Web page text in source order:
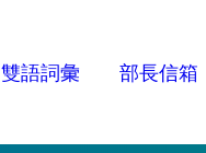
雙語詞彙 部長信箱